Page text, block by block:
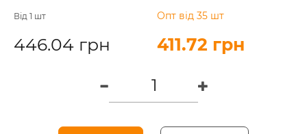
Від 1 шт
446.04 грн
Опт від 35 шт
411.72 грн